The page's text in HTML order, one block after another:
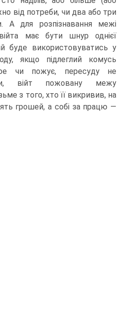
від потреби, чи два або три
A для розпізнавання межі
має бути шнур однієї
буде використовуватись у
якщо підлеглий комусь
чи пожує, пересуду не
війт пожовану межу
з того, хто її викривив, на
грошей, а собі за працю —